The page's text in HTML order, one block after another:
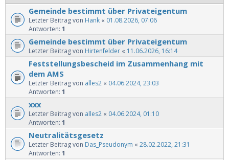
Gemeinde bestimmt über Privateigentum
Letzter Beitrag von Hank « 01.08.2026, 07:06
Antworten: 1
Gemeinde bestimmt über Privateigentum
Letzter Beitrag von Hirtenfelder « 11.06.2026, 16:14
Feststellungsbescheid im Zusammenhang mit
dem AMS
Letzter Beitrag von alles2 « 04.06.2024, 23:03
Antworten: 1
xxx
Letzter Beitrag von alles2 « 04.06.2024, 01:10
Antworten: 1
Neutralitätsgesetz
Letzter Beitrag von Das_Pseudonym « 28.02.2022, 21:31
Antworten: 1